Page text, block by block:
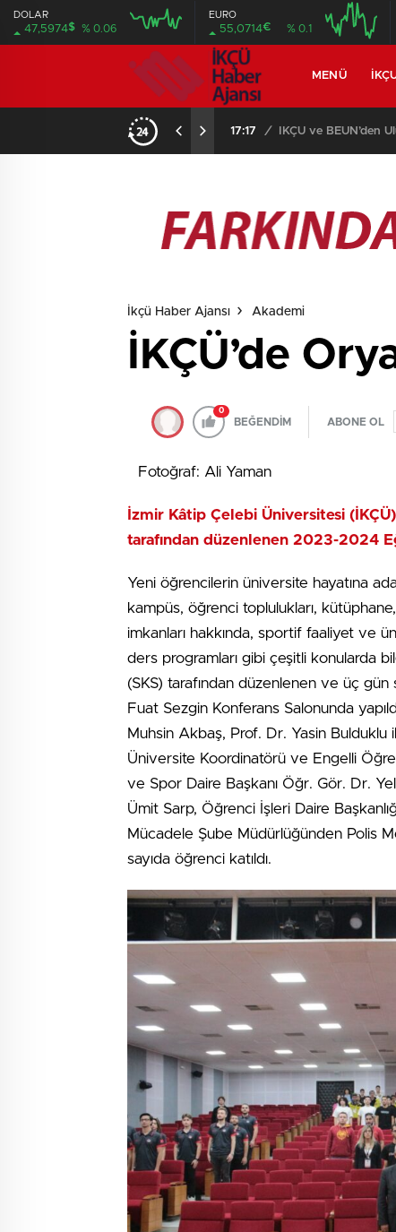
DOLAR
47,5974$ % 0.06
EURO
55,0714€ % 0.1
MENÜ
17:08 / Prof. Dr. Mustafa
İkçü Haber Ajansı Akademi
İKÇÜ’de
0
BEĞENDİM ABONE OL
Fotoğraf: Ali Yaman
İzmir Kâtip Çelebi Üniversitesi
tarafından düzenlenen 2023-2024
Yeni öğrencilerin üniversite hayatına
kampüs, öğrenci toplulukları,
imkanları hakkında, sportif faaliyet ve
ders programları gibi çeşitli konularda
(SKS) tarafından düzenlenen ve üç gün
Fuat Sezgin Konferans Salonunda
Muhsin Akbaş, Prof. Dr. Yasin
Üniversite Koordinatörü ve Engelli
ve Spor Daire Başkanı Öğr. Gör. Dr.
Ümit Sarp, Öğrenci İşleri Daire
Mücadele Şube Müdürlüğünden Polis
sayıda öğrenci katıldı.